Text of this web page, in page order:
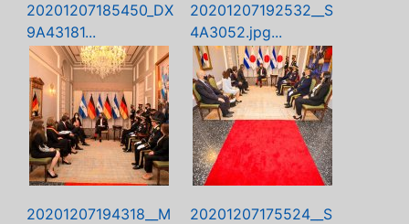
20201207185450_DX
9A43181...
20201207192532__S
4A3052.jpg...
20201207194318__M
20201207175524__S